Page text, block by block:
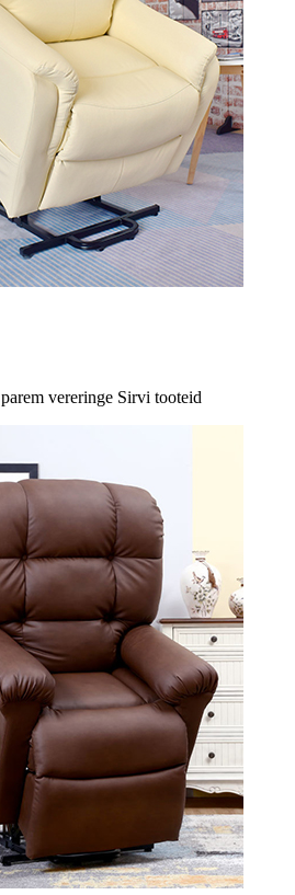
parem vereringe Sirvi tooteid